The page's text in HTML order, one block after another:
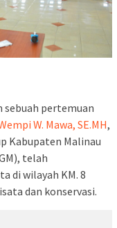
sebuah pertemuan
W. Mawa, SE.MH,
Kabupaten Malinau
telah
di wilayah KM. 8
dan konservasi.